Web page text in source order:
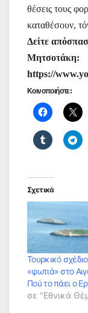
θέσεις τους
καταθέσουν,
Δείτε
Μητσοτάκη:
https://
Κοινοποιήστε:
Σχετικά
Τουρκικό σχέδιο
«φωτιά» στο
Πού το πάει ο
σε "Εθνικά